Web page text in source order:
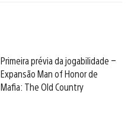
Primeira prévia da jogabilidade –
Expansão Man of Honor de
Mafia: The Old Country